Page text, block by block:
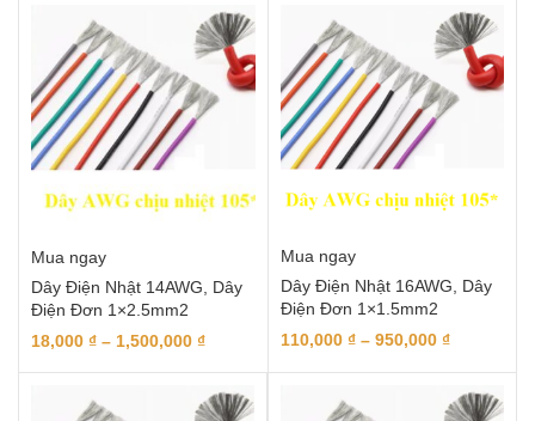
Mua ngay
Dây Điện Nhật 14AWG, Dây
Điện Đơn 1×2.5mm2
18,000 ₫ – 1,500,000 ₫
Mua ngay
Dây Điện Nhật 16AWG, Dây
Điện Đơn 1×1.5mm2
110,000 ₫ – 950,000 ₫